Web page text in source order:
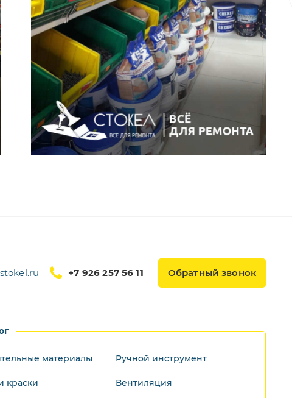
+7 926 257 56 11 Обратный звонок
материалы
краски
Ручной инструмент
Вентиляция